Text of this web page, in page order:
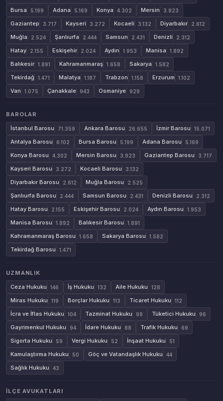
Bursa 5.199 Adana 5.169 Konya 4.302 Mersin 3.923
Gaziantep 3.717 Kayseri 3.272 Kocaeli 3.132 Diyarbakır 2.612
Muğla 2.524 Şanlıurfa 2.444 Samsun 2.431 Denizli 2.312
Hatay 2.155 Eskişehir 2.024 Aydın 1.953 Manisa 1.892
Balıkesir 1.891 Kahramanmaraş 1.658 Sakarya 1.582
Tekirdağ 1.471 Malatya 1.187 Trabzon 1.158 Erzurum 1.102
Van 1.075 Çanakkale 943 Osmaniye 929
BAROLAR
İstanbul Barosu
71.359 Ankara Barosu 26.655 İzmir Barosu 15.071
Antalya Barosu 6.102 Bursa Barosu 5.199 Adana Barosu 5.169
Konya Barosu 4.302 Mersin Barosu 3.923 Gaziantep Barosu 3.717
Kayseri Barosu 3.272 Kocaeli Barosu 3.132
Diyarbakır Barosu 2.612 Muğla Barosu 2.525
Şanlıurfa Barosu 2.444 Samsun Barosu 2.431 Denizli Barosu 2.312
Hatay Barosu 2.155 Eskişehir Barosu 2.024 Aydın Barosu 1.953
Manisa Barosu 1.892 Balıkesir Barosu 1.891
Kahramanmaraş Barosu 1.658 Sakarya Barosu 1.582
Tekirdağ Barosu 1.471
UZMANLIK
Ceza Hukuku
146 İş Hukuku 132 Aile Hukuku 128
Miras Hukuku 119 Borçlar Hukuku 113 Ticaret Hukuku 112
İcra ve İflas Hukuku 104 Tazminat Hukuku 98 Tüketici Hukuku 96
Gayrimenkul Hukuku 94 İdare Hukuku 88 Trafik Hukuku 69
Sigorta Hukuku 59 Vergi Hukuku 52 İnşaat Hukuku 51
Kamulaştırma Hukuku 50 Göç ve Vatandaşlık Hukuku 44
Sağlık Hukuku 43
İLÇE AVUKATLARI